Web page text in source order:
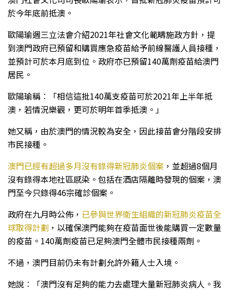
於今年底前抵澳。
歐陽瑜週三立法會介紹2021年社會文化範疇施政方針，提
到澳門政府已預留和購買應急疫苗給予前線醫護人員接種，
並預計可於本月底到位。政府亦已預留140萬劑疫苗給澳門
居民。
歐陽瑜稱︰「相信這批140萬支疫苗可於2021年上半年抵
澳，若情況樂觀，更可於明年首季抵澳。」
她又稱，由於澳門的情況較為安全，因此接苗會分階段安排
市民接種。
澳門已經有超過多月沒有錄得新冠肺炎個案 ，並超過8個月
沒有錄得本地社區感染。包括在酒店隔離時發現的個案，澳
門至今只錄得46宗確診個案。
政府在九月時公佈， 已參與世界衛生組織的新冠肺炎疫苗全
球取得計劃 ，以確保澳門能夠在疫苗面世後能購買一定數量
的疫苗。140萬劑疫苗已足夠澳門全體市民接種兩劑。
不過，澳門目前仍未有計劃允許外籍人士入境。
她說︰「澳門沒有足夠的能力去處理大量新冠肺炎病人。我